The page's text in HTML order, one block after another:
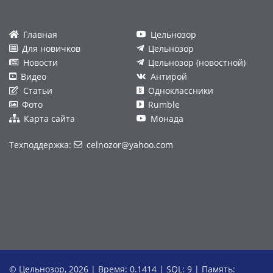
Главная
Для новичков
Новости
Видео
Статьи
Фото
Карта сайта
Цельнозор
Цельнозор
Цельнозор (новостной)
Антирой
Одноклассники
Rumble
Монада
Техподдержка: celnozor@yahoo.com
© Цельнозор, 2026 | Время: 0.1414 | SQL: 9 | Память: